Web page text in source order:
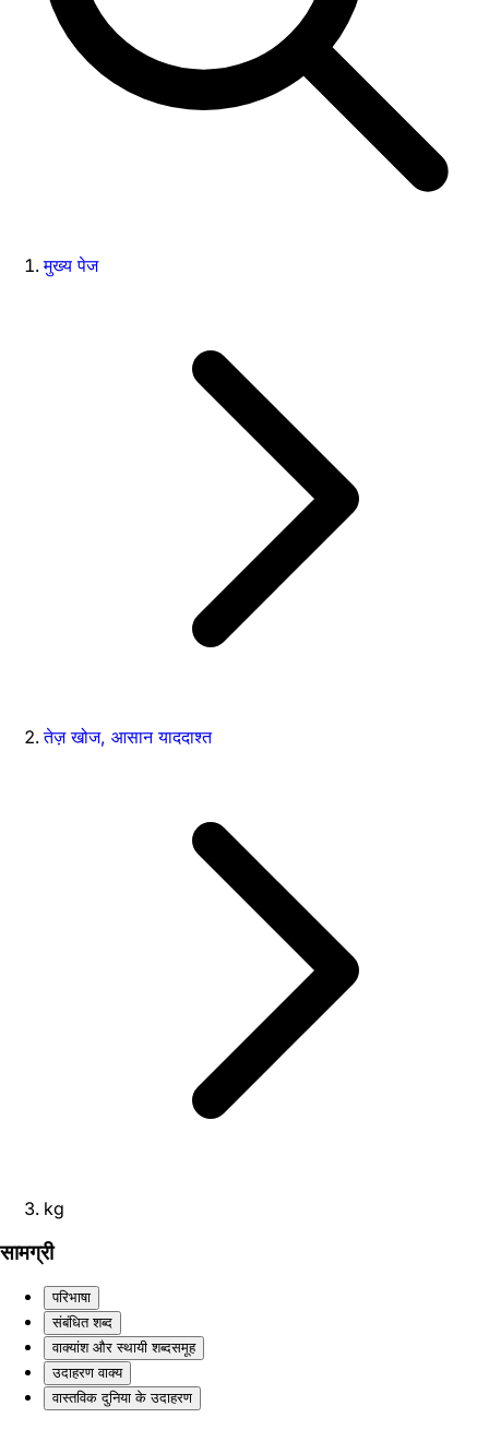
मुख्य पेज
तेज़ खोज, आसान याददाश्त
kg
सामग्री
परिभाषा
संबंधित शब्द
वाक्यांश और स्थायी शब्दसमूह
उदाहरण वाक्य
वास्तविक दुनिया के उदाहरण